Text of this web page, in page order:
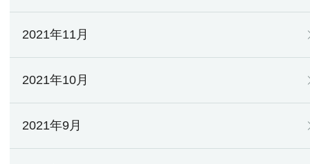
2021年11月
2021年10月
2021年9月